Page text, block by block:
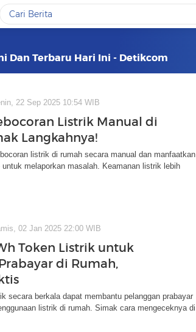
Dan Terbaru Hari Ini - Detikcom
22 Sep 2025 10:54 WIB
Listrik Manual di
Langkahnya!
listrik di rumah secara manual dan manfaatkan
melaporkan masalah. Keamanan listrik lebih
02 Jan 2025 22:00 WIB
Token Listrik untuk
di Rumah,
secara berkala dapat membantu pelanggan prabayar
listrik di rumah. Simak cara mengeceknya di